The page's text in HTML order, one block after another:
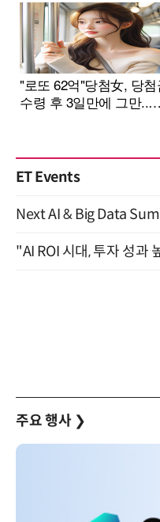
ET Events
주요 행사 ❯